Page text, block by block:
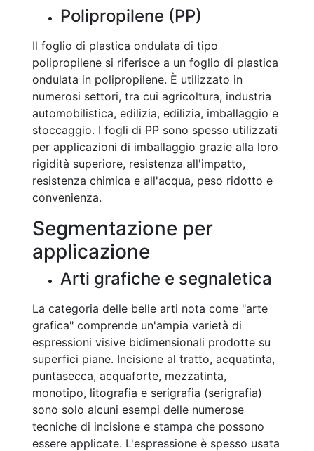
Polipropilene (PP)
Il foglio di plastica ondulata di tipo
polipropilene si riferisce a un foglio di plastica
ondulata in polipropilene. È utilizzato in
numerosi settori, tra cui agricoltura, industria
automobilistica, edilizia, edilizia, imballaggio e
stoccaggio. I fogli di PP sono spesso utilizzati
per applicazioni di imballaggio grazie alla loro
rigidità superiore, resistenza all'impatto,
resistenza chimica e all'acqua, peso ridotto e
convenienza.
Segmentazione per
applicazione
Arti grafiche e segnaletica
La categoria delle belle arti nota come "arte
grafica" comprende un'ampia varietà di
espressioni visive bidimensionali prodotte su
superfici piane. Incisione al tratto, acquatinta,
puntasecca, acquaforte, mezzatinta,
monotipo, litografia e serigrafia (serigrafia)
sono solo alcuni esempi delle numerose
tecniche di incisione e stampa che possono
essere applicate. L'espressione è spesso usata